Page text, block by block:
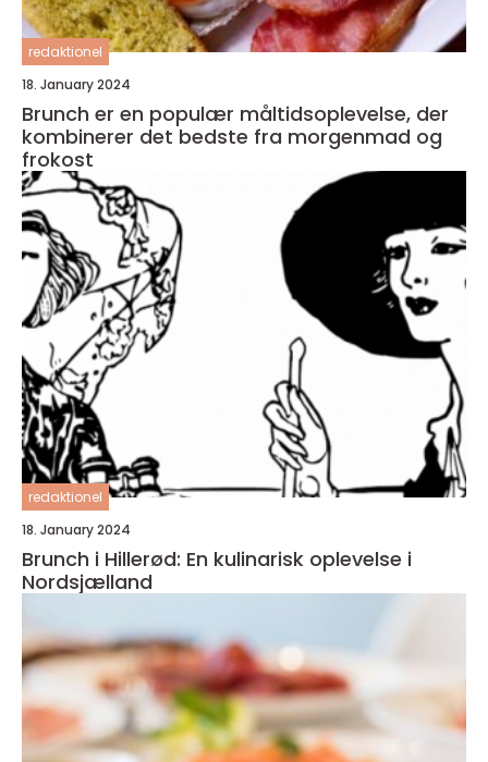
redaktionel
18. January 2024
Brunch er en populær måltidsoplevelse, der
kombinerer det bedste fra morgenmad og
frokost
redaktionel
18. January 2024
Brunch i Hillerød: En kulinarisk oplevelse i
Nordsjælland